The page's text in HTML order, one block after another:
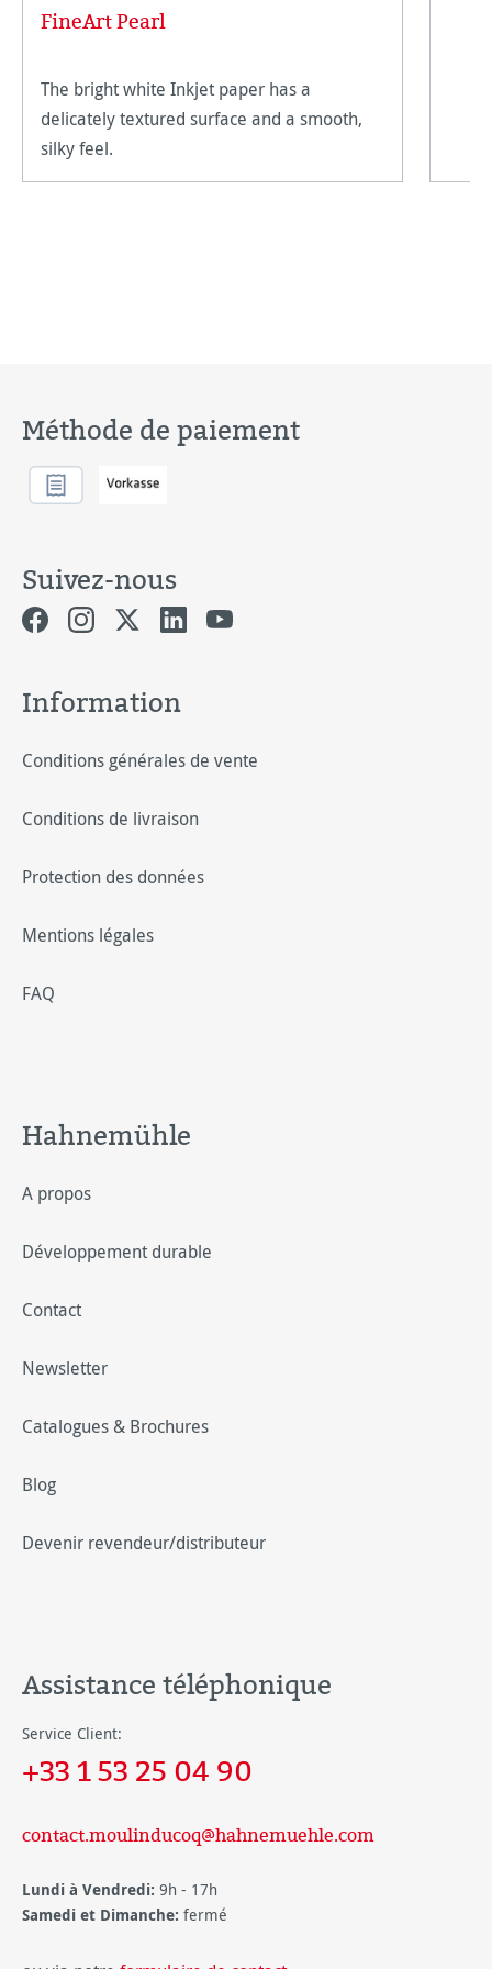
FineArt Pearl
The bright white Inkjet paper has a
delicately textured surface and a smooth,
silky feel.
Méthode de paiement
Suivez-nous
Information
Conditions générales de vente
Conditions de livraison
Protection des données
Mentions légales
FAQ
Hahnemühle
A propos
Développement durable
Contact
Newsletter
Catalogues & Brochures
Blog
Devenir revendeur/distributeur
Assistance téléphonique
Service Client:
+33 1 53 25 04 90
contact.moulinducoq@hahnemuehle.com
Lundi à Vendredi: 9h - 17h
Samedi et Dimanche: fermé